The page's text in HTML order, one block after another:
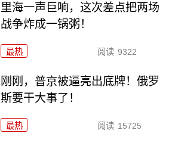
里海一声巨响，这次差点把两场
战争炸成一锅粥！
最热 阅读 9322
刚刚，普京被逼亮出底牌！俄罗
斯要干大事了！
最热 阅读 15725